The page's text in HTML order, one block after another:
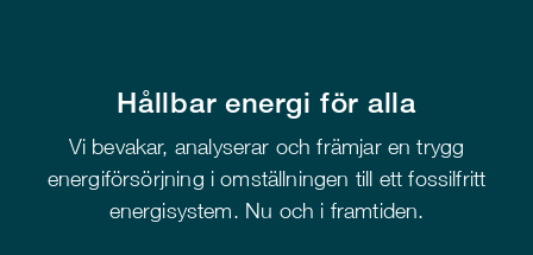
Hållbar energi för alla
Vi bevakar, analyserar och främjar en trygg
energiförsörjning i omställningen till ett fossilfritt
energisystem. Nu och i framtiden.